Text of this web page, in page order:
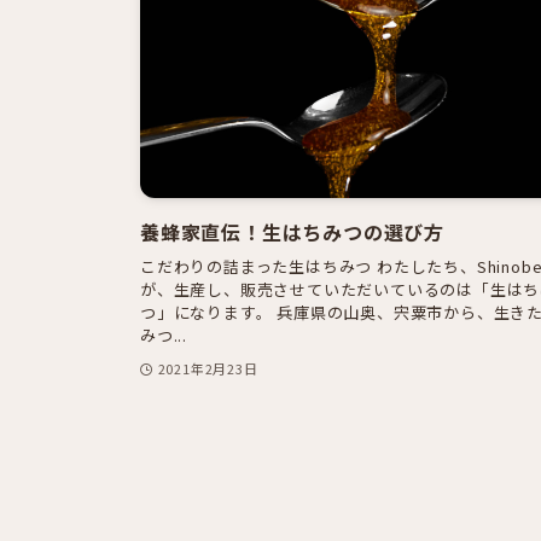
養蜂家直伝！生はちみつの選び方
こだわりの詰まった生はちみつ わたしたち、
が、生産し、販売させていただいているのは「生は
つ」になります。 兵庫県の山奥、宍粟市から、生き
みつ...
2021年2月23日